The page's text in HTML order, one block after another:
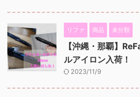
リファ 商品 未分類
【沖縄・那覇】
ルアイロン入荷！
2023/11/9